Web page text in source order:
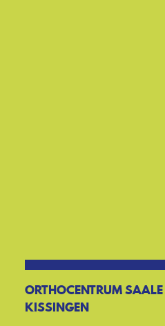
ORTHOCENTRUM
KISSINGEN